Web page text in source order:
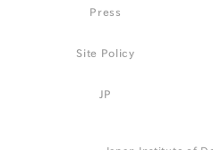
Press
Site Policy
JP